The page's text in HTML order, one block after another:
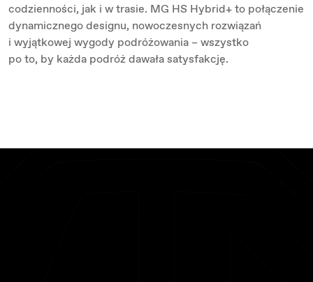
codzienności, jak i w trasie. MG HS Hybrid+ to połączenie
dynamicznego designu, nowoczesnych rozwiązań
i wyjątkowej wygody podróżowania – wszystko
po to, by każda podróż dawała satysfakcję.